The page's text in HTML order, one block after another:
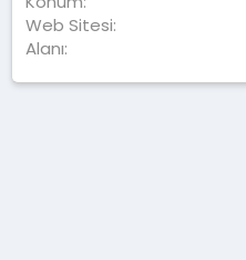
Web Sitesi
Alanı